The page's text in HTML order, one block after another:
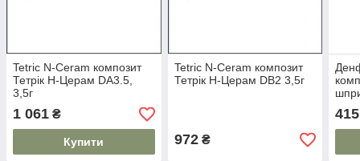
Tetric N-Ceram композит
Тетрік Н-Церам DA3.5,
3,5г
1 061 ₴
Купити
Tetric N-Ceram композит
Тетрік Н-Церам DB2 3,5г
972₴
415